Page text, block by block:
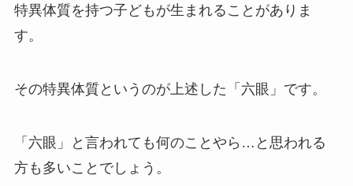
特異体質を持つ子どもが生まれることがありま
す。
その特異体質というのが上述した「六眼」です。
「六眼」と言われても何のことやら…と思われる
方も多いことでしょう。